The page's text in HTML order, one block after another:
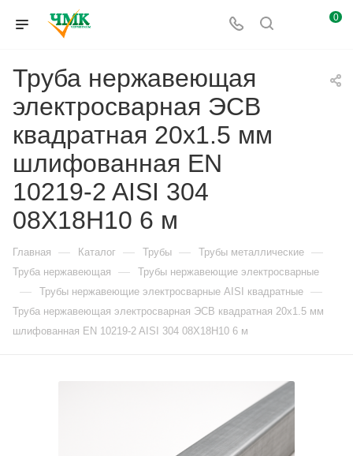
0
Труба нержавеющая
электросварная ЭСВ
квадратная 20х1.5 мм
шлифованная EN
10219-2 AISI 304
08Х18Н10 6 м
Главная — Каталог — Трубы — Трубы металлические —
Труба нержавеющая — Трубы нержавеющие электросварные
— Трубы нержавеющие электросварные AISI квадратные —
Труба нержавеющая электросварная ЭСВ квадратная 20х1.5 мм
шлифованная EN 10219-2 AISI 304 08Х18Н10 6 м